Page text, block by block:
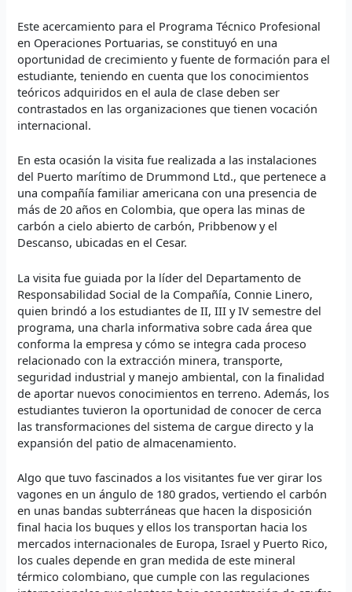
Este acercamiento para el Programa Técnico Profesional
en Operaciones Portuarias, se constituyó en una
oportunidad de crecimiento y fuente de formación para el
estudiante, teniendo en cuenta que los conocimientos
teóricos adquiridos en el aula de clase deben ser
contrastados en las organizaciones que tienen vocación
internacional.
En esta ocasión la visita fue realizada a las instalaciones
del Puerto marítimo de Drummond Ltd., que pertenece a
una compañía familiar americana con una presencia de
más de 20 años en Colombia, que opera las minas de
carbón a cielo abierto de carbón, Pribbenow y el
Descanso, ubicadas en el Cesar.
La visita fue guiada por la líder del Departamento de
Responsabilidad Social de la Compañía, Connie Linero,
quien brindó a los estudiantes de II, III y IV semestre del
programa, una charla informativa sobre cada área que
conforma la empresa y cómo se integra cada proceso
relacionado con la extracción minera, transporte,
seguridad industrial y manejo ambiental, con la finalidad
de aportar nuevos conocimientos en terreno. Además, los
estudiantes tuvieron la oportunidad de conocer de cerca
las transformaciones del sistema de cargue directo y la
expansión del patio de almacenamiento.
Algo que tuvo fascinados a los visitantes fue ver girar los
vagones en un ángulo de 180 grados, vertiendo el carbón
en unas bandas subterráneas que hacen la disposición
final hacia los buques y ellos los transportan hacia los
mercados internacionales de Europa, Israel y Puerto Rico,
los cuales depende en gran medida de este mineral
térmico colombiano, que cumple con las regulaciones